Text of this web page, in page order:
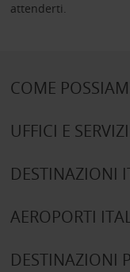
attenderti.
COME
UFFICI E SERVIZI
DESTINAZIONI
AEROPORTI
DESTINAZIONI